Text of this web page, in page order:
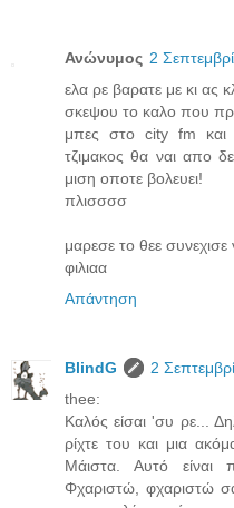
Ανώνυμος 2
ελα ρε βαρατε με κι ας
σκεψου το καλο που
μπες στο city fm και
τζιμακος θα ναι απο
μιση οποτε βολευει!
πλισσσσ
μαρεσε το θεε συνεχισε
φιλιαα
Απάντηση
BlindG
2
thee:
Καλός είσαι 'συ ρε...
ρίχτε του και μια
Μάιστα. Αυτό είναι
Φχαριστώ, φχαριστώ